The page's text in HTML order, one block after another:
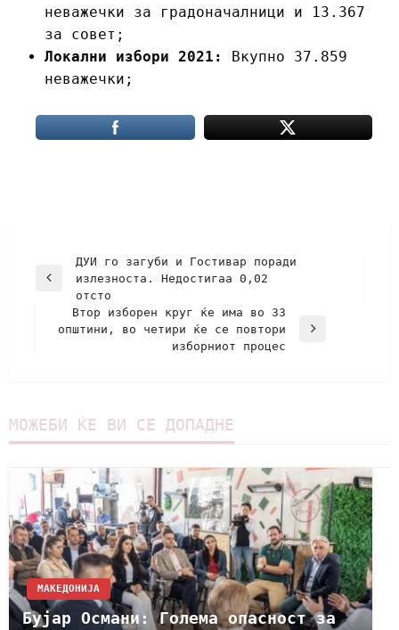
неважечки за градоначалници и 13.367
за совет;
Локални избори 2021:
Вкупно 37.859
неважечки;
ДУИ го загуби и Гостивар поради
излезноста. Недостигаа 0,02
отсто
Втор изборен круг ќе има во 33
општини, во четири ќе се повтори
изборниот процес
МОЖЕБИ ЌЕ ВИ СЕ ДОПАДНЕ
МАКЕДОНИЈА
Бујар Османи: Голема опасност за